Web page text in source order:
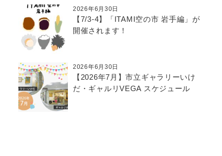
2026年6月30日
【7/3-4】「ITAMI空の市 岩手編」が
開催されます！
2026年6月30日
【2026年7月】市立ギャラリーいけ
だ・ギャルリVEGA スケジュール